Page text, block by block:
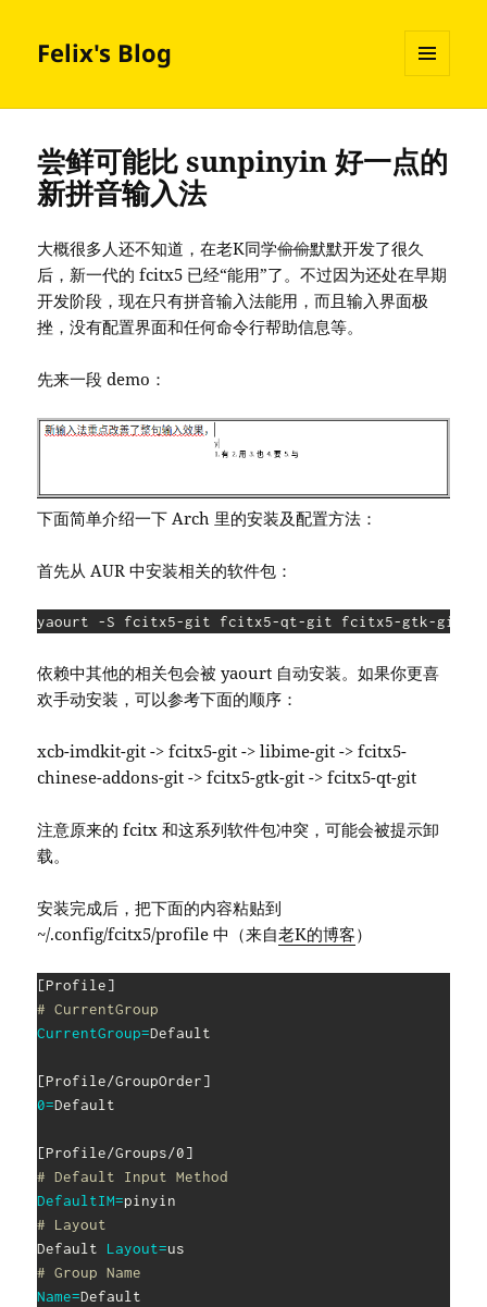
Felix's Blog
AND
尝鲜可能比 sunpinyin 好一点的
新拼音输入法
大概很多人还不知道，在老K同学偷偷默默开发了很久
后，新一代的 fcitx5 已经“能用”了。不过因为还处在早期
开发阶段，现在只有拼音输入法能用，而且输入界面极
挫，没有配置界面和任何命令行帮助信息等。
先来一段 demo：
下面简单介绍一下 Arch 里的安装及配置方法：
首先从 AUR 中安装相关的软件包：
yaourt -S fcitx5-git fcitx5-qt-git fcitx5-gtk-git
依赖中其他的相关包会被 yaourt 自动安装。如果你更喜
欢手动安装，可以参考下面的顺序：
xcb-imdkit-git -> fcitx5-git -> libime-git -> fcitx5-
chinese-addons-git -> fcitx5-gtk-git -> fcitx5-qt-git
注意原来的 fcitx 和这系列软件包冲突，可能会被提示卸
载。
安装完成后，把下面的内容粘贴到
~/.config/fcitx5/profile 中（来自老K的博客）
[Profile]
# CurrentGroup
CurrentGroup=Default
[Profile/GroupOrder]
0=Default
[Profile/Groups/0]
# Default Input Method
DefaultIM=
# Layout
Default Layout=
# Group Name
Name=Default